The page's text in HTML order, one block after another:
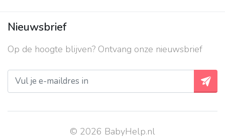
Contact
Over ons
Privacy beleid
Nieuwsbrief
Op de hoogte blijven? Ontvang onze nieuwsbrief
© 2026 BabyHelp.nl